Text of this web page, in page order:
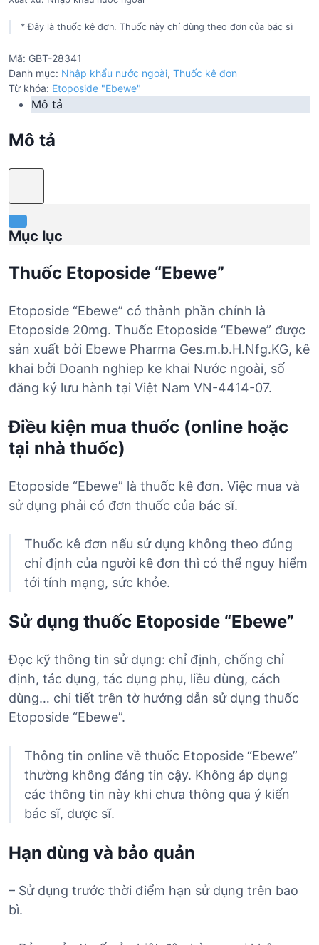
* Đây là thuốc kê đơn. Thuốc này chỉ dùng theo đơn của bác sĩ
Mã: GBT-28341
Danh mục: Nhập khẩu nước ngoài, Thuốc kê đơn
Từ khóa: Etoposide "Ebewe"
Mô tả
Mô tả
Mục lục
Thuốc Etoposide “Ebewe”
Etoposide “Ebewe” có thành phần chính là
Etoposide 20mg. Thuốc Etoposide “Ebewe” được
sản xuất bởi Ebewe Pharma Ges.m.b.H.Nfg.KG, kê
khai bởi Doanh nghiep ke khai Nước ngoài, số
đăng ký lưu hành tại Việt Nam VN-4414-07.
Điều kiện mua thuốc (online hoặc
tại nhà thuốc)
Etoposide “Ebewe” là thuốc kê đơn. Việc mua và
sử dụng phải có đơn thuốc của bác sĩ.
Thuốc kê đơn nếu sử dụng không theo đúng
chỉ định của người kê đơn thì có thể nguy hiểm
tới tính mạng, sức khỏe.
Sử dụng thuốc Etoposide “Ebewe”
Đọc kỹ thông tin sử dụng: chỉ định, chống chỉ
định, tác dụng, tác dụng phụ, liều dùng, cách
dùng… chi tiết trên tờ hướng dẫn sử dụng thuốc
Etoposide “Ebewe”.
Thông tin online về thuốc Etoposide “Ebewe”
thường không đáng tin cậy. Không áp dụng
các thông tin này khi chưa thông qua ý kiến
bác sĩ, dược sĩ.
Hạn dùng và bảo quản
– Sử dụng trước thời điểm hạn sử dụng trên bao
bì.